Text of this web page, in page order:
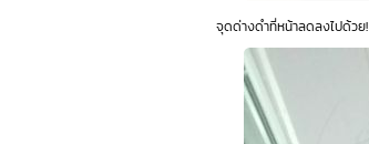
จุดด่างดำที่หน้าลดลงไปด้วย!